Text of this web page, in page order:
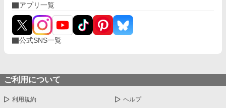
分を捨てたパーティーや国に「もう遅い」と告げることになる、
追放から始まる育成＆ざまぁファンタジー！
アプリ一覧
公式SNS一覧
ご利用について
利用規約 ヘルプ